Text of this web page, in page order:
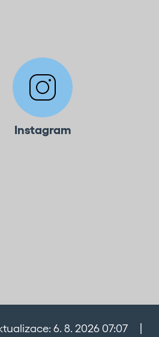
Instagram
6. 8. 2026 07:07